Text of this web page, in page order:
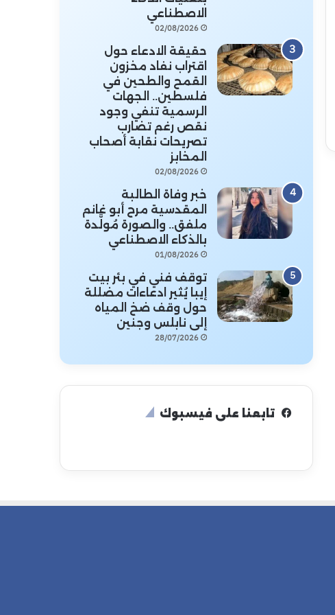
الاصطناعي
02/08/2026
حقيقة الادعاء حول
اقتراب نفاد مخزون
القمح والطحين في
فلسطين.. الجهات
الرسمية تنفي وجود
نقص رغم تضارب
تصريحات نقابة أصحاب
المخابز
02/08/2026
خبر وفاة الطالبة
المقدسية مرح أبو غانم
ملفق.. والصورة مُولَّدة
بالذكاء الاصطناعي
01/08/2026
توقف فني في بئر بيت
إيبا يُثير ادعاءات مضللة
حول وقف ضخ المياه
إلى نابلس وجنين
28/07/2026
تابعنا على فيسبوك